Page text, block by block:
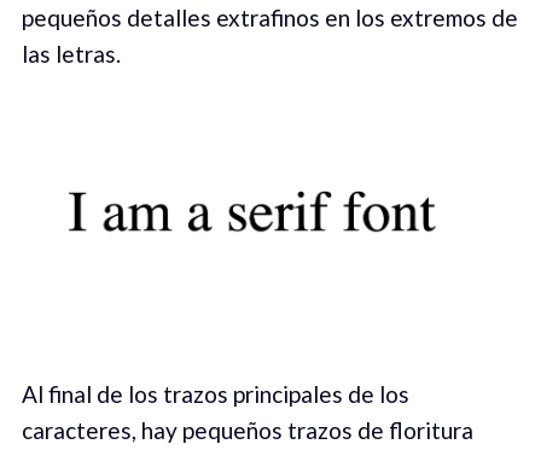
pequeños detalles extrafinos en los extremos de
las letras.
Al final de los trazos principales de los
caracteres, hay pequeños trazos de floritura